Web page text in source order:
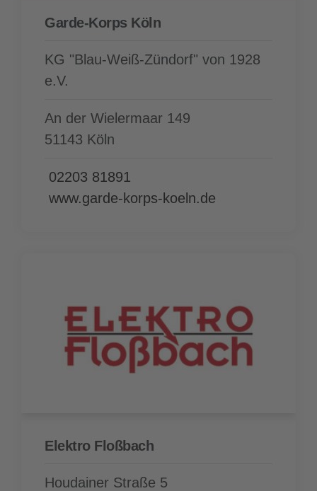
Garde-Korps Köln
KG "Blau-Weiß-Zündorf" von 1928
e.V.
An der Wielermaar 149
51143 Köln
02203 81891
www.garde-korps-koeln.de
Elektro Floßbach
Houdainer Straße 5